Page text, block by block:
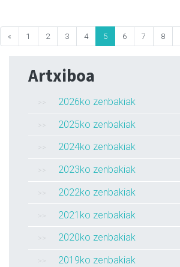
« 1 2 3 4 5 6 7 8
Artxiboa
2026ko zenbakiak
2025ko zenbakiak
2024ko zenbakiak
2023ko zenbakiak
2022ko zenbakiak
2021ko zenbakiak
2020ko zenbakiak
2019ko zenbakiak